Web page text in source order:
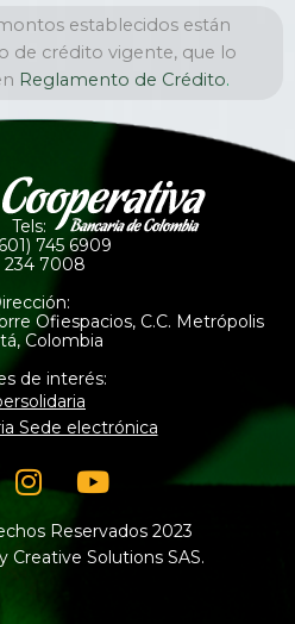
establecidos están
de crédito vigente, que lo
Reglamento de Crédito.
Tels:
745 6909
234 7008
Ofiespacios, C.C. Metrópolis
Colombia
de interés:
Sede electrónica
Instagram
Youtube
Reservados 2023
Creative Solutions SAS.